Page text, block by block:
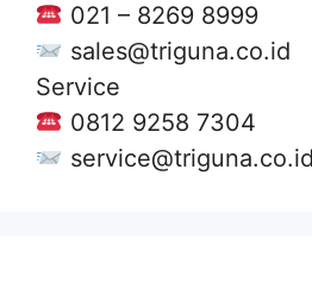
021 – 8269 8999
sales@triguna.co.id
Service
0812 9258 7304
service@triguna.co.id